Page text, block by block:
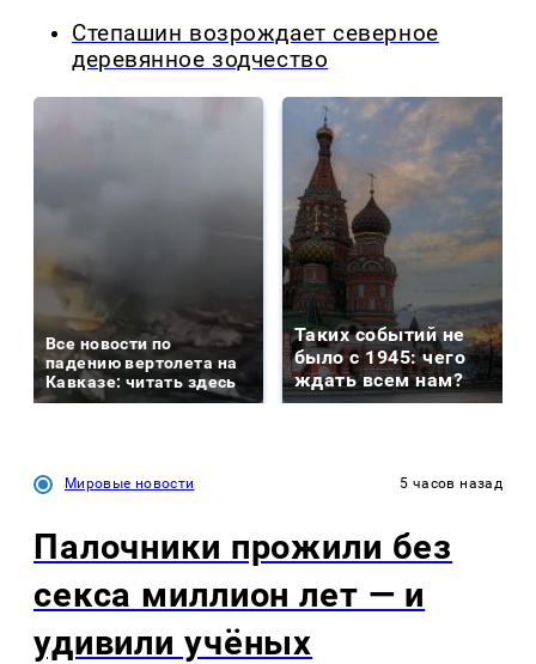
Степашин возрождает северное
деревянное зодчество
Все новости по
падению вертолета на
Кавказе: читать здесь
Таких событий не
было с 1945: чего
ждать всем нам?
Мировые новости 5 часов назад
Палочники прожили без
секса миллион лет — и
удивили учёных